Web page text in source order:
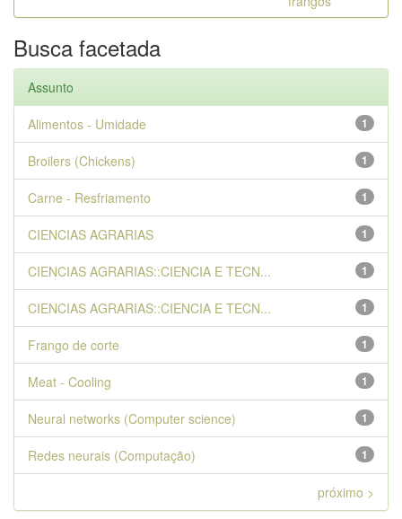
Busca facetada
Assunto
1
Alimentos - Umidade
1
Broilers (Chickens)
1
Carne - Resfriamento
1
CIENCIAS AGRARIAS
1
CIENCIAS AGRARIAS::CIENCIA E TECN...
1
CIENCIAS AGRARIAS::CIENCIA E TECN...
1
Frango de corte
1
Meat - Cooling
1
Neural networks (Computer science)
1
Redes neurais (Computação)
próximo >